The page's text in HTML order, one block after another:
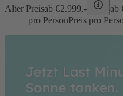
Alter Preisab €2.999,- ab
pro PersonPreis pro